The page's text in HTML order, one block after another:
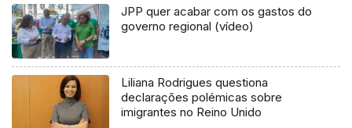
JPP quer acabar com os gastos do
governo regional (vídeo)
Liliana Rodrigues questiona
declarações polémicas sobre
imigrantes no Reino Unido